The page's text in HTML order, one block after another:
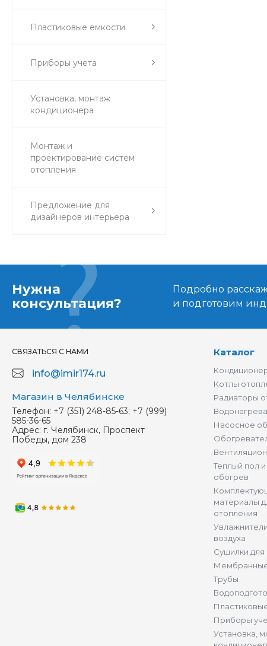
Пластиковые емкости
Приборы учета
Установка, монтаж
кондиционера
Монтаж и
проектирование систем
отопления
Предложение для
дизайнеров интерьера
Нужна
консультация?
Подробно
и подготовим
СВЯЗАТЬСЯ С НАМИ
info@imir174.ru
Магазин в Челябинске
Телефон: +7 (351) 248-85-63; +7 (999)
585-36-65
Адрес: г. Челябинск, Проспект
Победы, дом 238
Каталог
Котлы
Радиаторы
Насосное
Теплый пол
обогрев
материалы
отопления
воздуха
Сушилки для
Трубы
Приборы
Установка,